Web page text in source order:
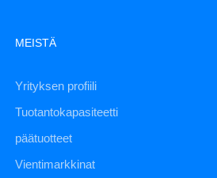
MEISTÄ
Yrityksen profiili
Tuotantokapasiteetti
päätuotteet
Vientimarkkinat